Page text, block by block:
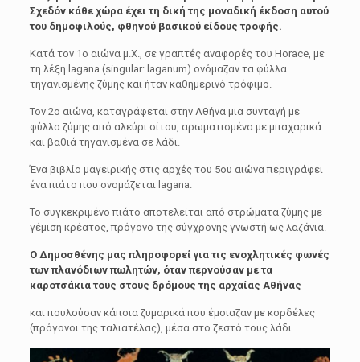
Σχεδόν κάθε χώρα έχει τη δική της μοναδική έκδοση αυτού
του δημοφιλούς, φθηνού βασικού είδους τροφής.
Κατά τον 1ο αιώνα μ.Χ., σε γραπτές αναφορές του Horace, με
τη λέξη lagana (singular: laganum) ονόμαζαν τα φύλλα
τηγανισμένης ζύμης και ήταν καθημερινό τρόφιμο.
Τον 2ο αιώνα, καταγράφεται στην Αθήνα μια συνταγή με
φύλλα ζύμης από αλεύρι σίτου, αρωματισμένα με μπαχαρικά
και βαθιά τηγανισμένα σε λάδι.
Ένα βιβλίο μαγειρικής στις αρχές του 5ου αιώνα περιγράφει
ένα πιάτο που ονομάζεται lagana.
Το συγκεκριμένο πιάτο αποτελείται από στρώματα ζύμης με
γέμιση κρέατος, πρόγονο της σύγχρονης γνωστή ως λαζάνια.
Ο Δημοσθένης μας πληροφορεί για τις ενοχλητικές φωνές
των πλανόδιων πωλητών, όταν περνούσαν με τα
καροτσάκια τους στους δρόμους της αρχαίας Αθήνας
και πουλούσαν κάποια ζυμαρικά που έμοιαζαν με κορδέλες
(πρόγονοι της ταλιατέλας), μέσα στο ζεστό τους λάδι.